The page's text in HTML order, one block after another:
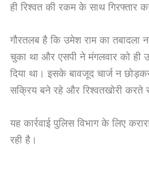
ही रिश्वत की रकम के साथ गिरफ्तार
गौरतलब है कि उमेश राम का तबादला
चुका था और एसपी ने मंगलवार को ही
दिया था। इसके बावजूद चार्ज न
सक्रिय बने रहे और रिश्वतखोरी करते
यह कार्रवाई पुलिस विभाग के लिए
रही है।